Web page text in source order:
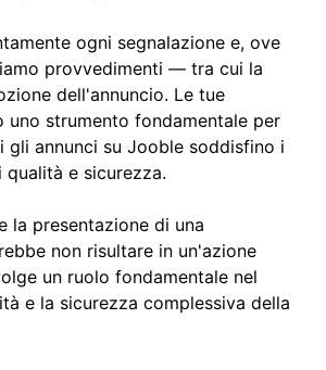
ogni segnalazione e, ove
provvedimenti — tra cui la
dell'annuncio. Le tue
uno strumento fondamentale per
gli annunci su Jooble soddisfino i
e sicurezza.
la presentazione di una
non risultare in un'azione
un ruolo fondamentale nel
e la sicurezza complessiva della